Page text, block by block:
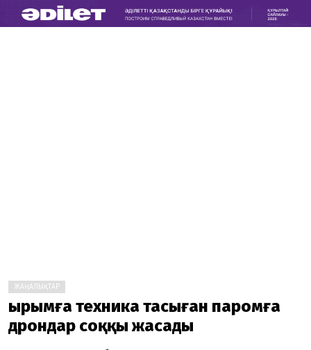
ЖАҢАЛЫҚТАР
Қырымға техника тасыған паромға
дрондар соққы жасады